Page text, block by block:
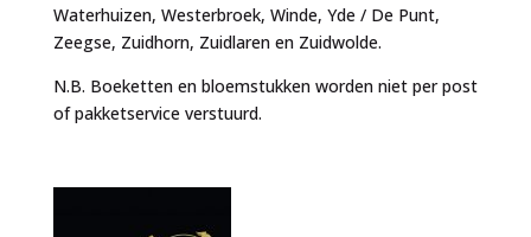
Waterhuizen, Westerbroek, Winde, Yde / De Punt,
Zeegse, Zuidhorn, Zuidlaren en Zuidwolde.
N.B. Boeketten en bloemstukken worden niet per post
of pakketservice verstuurd.